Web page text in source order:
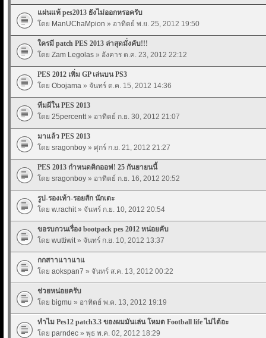
แผ่นแท้ pes2013 ยังไม่ออกหรอครับ
โดย ManUChaMpion » อาทิตย์ พ.ย. 25, 2012 19:50
ใครมี patch PES 2013 ล่าสุดมั่งคับ!!!
โดย Zam Legolas » อังคาร ต.ค. 23, 2012 22:12
PES 2012 เพิ่ม GP เล่นบน PS3
โดย Obojama » จันทร์ ต.ค. 15, 2012 14:36
ทีมผีใน PES 2013
โดย 25percentt» อาทิตย์ ก.ย. 30, 2012 21:07
มาแล้ว PES 2013
โดย sragonboy » ศุกร์ ก.ย. 21, 2012 21:27
PES 2013 กำหนดคิกออฟ! 25 กันยายนนี้
โดย sragonboy » อาทิตย์ ก.ย. 16, 2012 20:52
รูป-รองเท้า-รอยสัก นักเตะ
โดย w.rachit» จันทร์ ก.ย. 10, 2012 20:54
ขอรบกวนเรื่อง bootpack pes 2012 หน่อยคับ
โดย wuttiwit» จันทร์ ก.ย. 10, 2012 13:37
กกสาาแาาแาแ
โดย aokspan7 » จันทร์ ส.ค. 13, 2012 00:22
ช่วยหน่อยครับ
โดย bigmu » อาทิตย์ พ.ค. 13, 2012 19:19
ทำไม Pes12 patch3.3 ของผมมันเล่น โหมด Football life ไม่ได้อะ
โดย parndec » พุธ พ.ค. 02, 2012 18:29